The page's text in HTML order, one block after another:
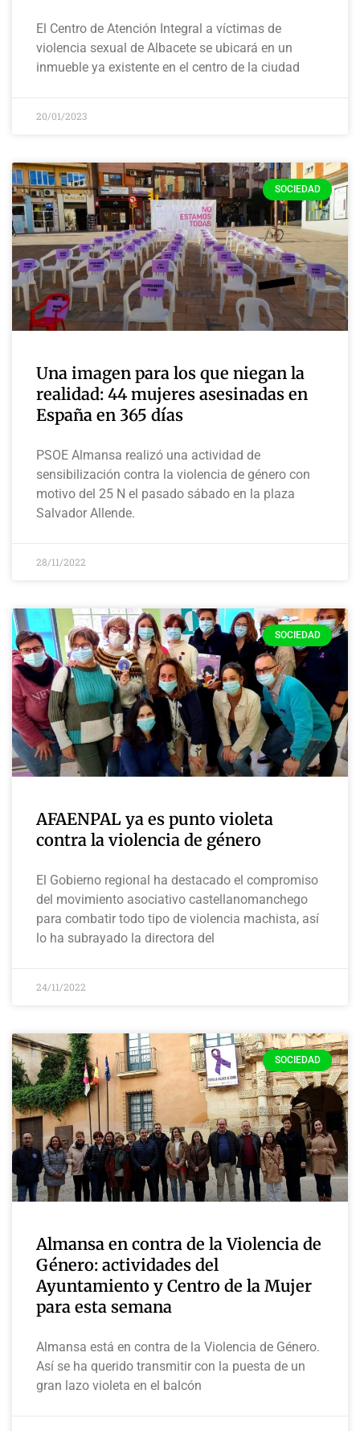
El Centro de Atención Integral a víctimas de
violencia sexual de Albacete se ubicará en un
inmueble ya existente en el centro de la ciudad
20/01/2023
SOCIEDAD
Una imagen para los que niegan la
realidad: 44 mujeres asesinadas en
España en 365 días
PSOE Almansa realizó una actividad de
sensibilización contra la violencia de género con
motivo del 25 N el pasado sábado en la plaza
Salvador Allende.
28/11/2022
SOCIEDAD
AFAENPAL ya es punto violeta
contra la violencia de género
El Gobierno regional ha destacado el compromiso
del movimiento asociativo castellanomanchego
para combatir todo tipo de violencia machista, así
lo ha subrayado la directora del
24/11/2022
SOCIEDAD
Almansa en contra de la Violencia de
Género: actividades del
Ayuntamiento y Centro de la Mujer
para esta semana
Almansa está en contra de la Violencia de Género.
Así se ha querido transmitir con la puesta de un
gran lazo violeta en el balcón